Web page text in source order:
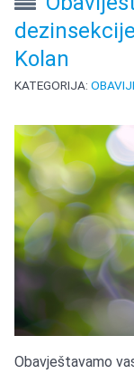
Kolan
KATEGORIJA:
Obavještavamo